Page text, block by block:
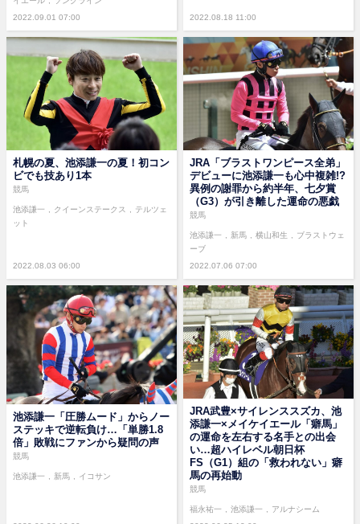
2022.09.01 07:00 2022.08.18 11:00
札幌の夏、池添謙一の夏！初コン
ビでも技あり1本
2022.08.03 06:00
競馬
池添謙一 クイーンステークス
テルツェ
ット
JRA「ブラストワンピース全弟」
デビューに池添謙一も心中複雑!?
異例の謝罪から約半年、七夕賞
（G3）が引き離した運命の悪戯
2022.07.06 07:00
競馬
池添謙一 新馬 横山和生
ブラストウェ
ーブ
池添謙一「圧勝ムード」からノー
ステッキで逆転負け…「単勝1.8
倍」敗戦にファンから疑問の声
競馬
池添謙一 新馬 イコサン
JRA武豊×サイレンススズカ、池
添謙一×メイケイエール「癖馬」
の運命を左右する名手との出会
い…超ハイレベル朝日杯
FS（G1）組の「救われない」癖
馬の再始動
競馬
福永祐一 池添謙一 アルナシーム